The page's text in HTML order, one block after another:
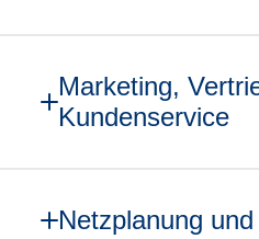
Marketing,
Kundenservice
Netzplanung